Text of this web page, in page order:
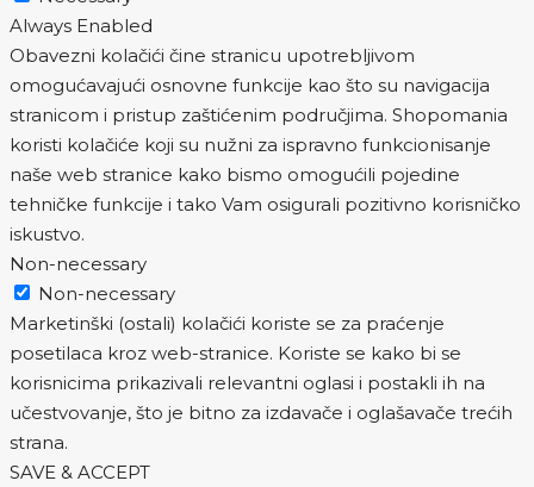
Always Enabled
Obavezni kolačići čine stranicu upotrebljivom
omogućavajući osnovne funkcije kao što su navigacija
stranicom i pristup zaštićenim područjima. Shopomania
koristi kolačiće koji su nužni za ispravno funkcionisanje
naše web stranice kako bismo omogućili pojedine
tehničke funkcije i tako Vam osigurali pozitivno korisničko
iskustvo.
Non-necessary
Non-necessary
Marketinški (ostali) kolačići koriste se za praćenje
posetilaca kroz web-stranice. Koriste se kako bi se
korisnicima prikazivali relevantni oglasi i postakli ih na
učestvovanje, što je bitno za izdavače i oglašavače trećih
strana.
SAVE & ACCEPT